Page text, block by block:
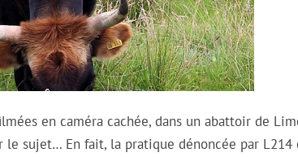
en caméra cachée, dans un abattoir de
le sujet… En fait, la pratique dénoncée par L214